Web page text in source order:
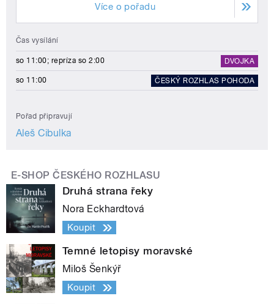
Více o pořadu
Čas vysílání
so 11:00; repríza so 2:00 DVOJKA
so 11:00 ČESKÝ ROZHLAS POHODA
Pořad připravují
Aleš Cibulka
E-SHOP ČESKÉHO ROZHLASU
Druhá strana řeky
Nora Eckhardtová
Koupit
Temné letopisy moravské
Miloš Šenkýř
Koupit